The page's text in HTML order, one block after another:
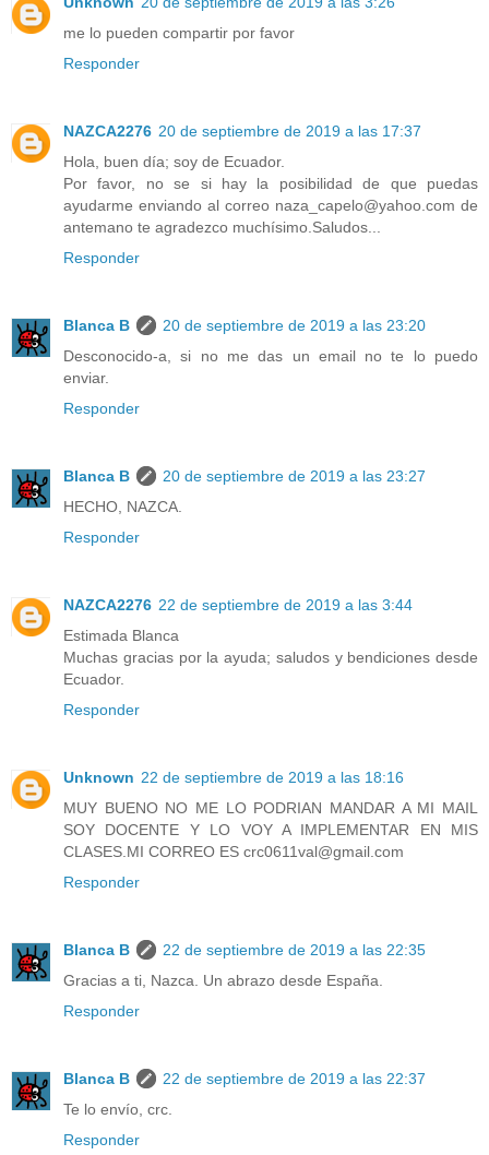
me lo pueden compartir por favor
Responder
NAZCA2276 20 de septiembre de 2019 a las 17:37
Hola, buen día; soy de Ecuador.
Por favor, no se si hay la posibilidad de que puedas
ayudarme enviando al correo naza_capelo@yahoo.com de
antemano te agradezco muchísimo.Saludos...
Responder
Blanca B
20 de septiembre de 2019 a las 23:20
Desconocido-a, si no me das un email no te lo puedo
enviar.
Responder
Blanca B
20 de septiembre de 2019 a las 23:27
HECHO, NAZCA.
Responder
NAZCA2276 22 de septiembre de 2019 a las 3:44
Estimada Blanca
Muchas gracias por la ayuda; saludos y bendiciones desde
Ecuador.
Responder
Unknown 22 de septiembre de 2019 a las 18:16
MUY BUENO NO ME LO PODRIAN MANDAR A MI MAIL
SOY DOCENTE Y LO VOY A IMPLEMENTAR EN MIS
CLASES.MI CORREO ES crc0611val@gmail.com
Responder
Blanca B
22 de septiembre de 2019 a las 22:35
Gracias a ti, Nazca. Un abrazo desde España.
Responder
Blanca B
22 de septiembre de 2019 a las 22:37
Te lo envío, crc.
Responder